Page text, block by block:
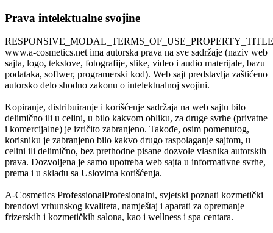
Prava intelektualne svojine
www.a-cosmetics.net ima autorska prava na sve sadržaje (naziv web
sajta, logo, tekstove, fotografije, slike, video i audio materijale, bazu
podataka, softwer, programerski kod). Web sajt predstavlja zaštićeno
autorsko delo shodno zakonu o intelektualnoj svojini.
Kopiranje, distribuiranje i korišćenje sadržaja na web sajtu bilo
delimično ili u celini, u bilo kakvom obliku, za druge svrhe (privatne
i komercijalne) je izričito zabranjeno. Takođe, osim pomenutog,
korisniku je zabranjeno bilo kakvo drugo raspolaganje sajtom, u
celini ili delimično, bez prethodne pisane dozvole vlasnika autorskih
prava. Dozvoljena je samo upotreba web sajta u informativne svrhe,
prema i u skladu sa Uslovima korišćenja.
A-Cosmetics ProfessionalProfesionalni, svjetski poznati kozmetički
brendovi vrhunskog kvaliteta, namještaj i aparati za opremanje
frizerskih i kozmetičkih salona, kao i wellness i spa centara.